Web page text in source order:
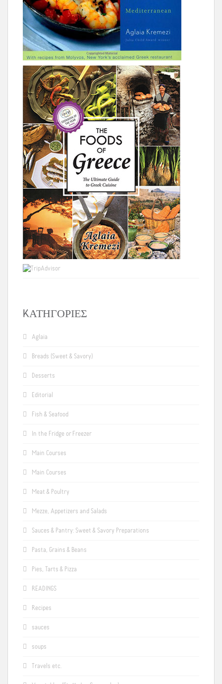
KΑΤΗΓΟΡΊΕΣ
Aglaia
Breads (Sweet & Savory)
Desserts
Editorial
Fish & Seafood
In the Fridge or Freezer
Main Courses
Main Courses
Meat & Poultry
Mezze, Appetizers and Salads
Sauces & Pantry: Sweet & Savory Preparations
Pasta, Grains & Beans
Pies, Tarts & Pizza
READINGS
Recipes
sauces
soups
Travels etc.